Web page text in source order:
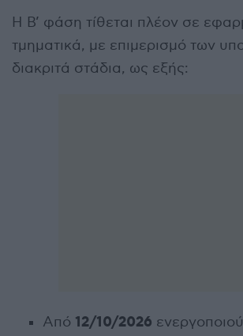
Η Β’ φάση τίθεται πλέον σε
τμηματικά, με επιμερισμό των
διακριτά στάδια, ως εξής:
Από 12/10/2026